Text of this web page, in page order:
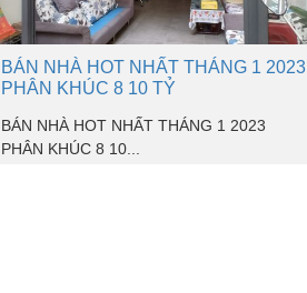
BÁN NHÀ HOT NHẤT THÁNG 1 2023
PHÂN KHÚC 8 10 TỶ
BÁN NHÀ HOT NHẤT THÁNG 1 2023
PHÂN KHÚC 8 10...